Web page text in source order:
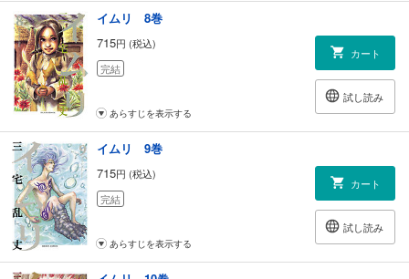
イムリ 8巻
715円 (税込)
完結
カート
試し読み
あらすじを表示する
イムリ 9巻
715円 (税込)
完結
カート
試し読み
あらすじを表示する